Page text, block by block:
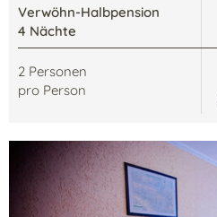
Verwöhn-Halbpension
4 Nächte
2 Personen
pro Person